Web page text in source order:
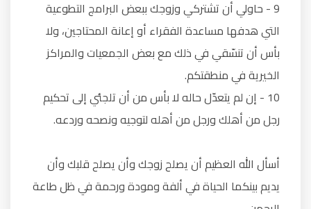
9 - حاولي أن تشتركي وزوجك ببعض البرامج التطوعية
التي هدفها مساعدة الفقراء أو إعانة المحتاجين، ولا
بأس أن تنسّقي في ذلك مع بعض الجمعيات والمراكز
الخيرية في منطقتكم.
10 - إن لم يتعدّل حاله لا بأس من أن تلجئي إلى تحكيم
رجل من أهلك ورجل من أهله لتوجيه ونصحه وردعه.
أسأل الله العظيم أن يصلح زوجك وأن يصلح قلبك وأن
يديم بينكما الحياة في ألفة ومودة ورحمة في ظل طاعة